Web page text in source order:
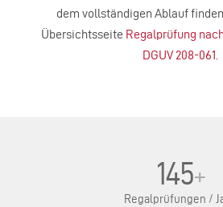
dem vollständigen Ablauf
Übersichtsseite Regalprüfung
DGUV 208-061.
145+
Regalprüfungen /